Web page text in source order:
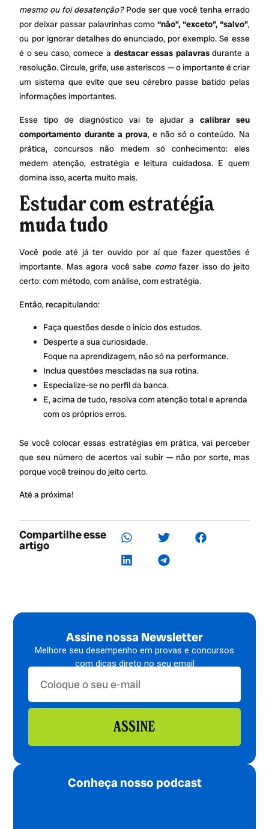
mesmo ou foi desatenção?Pode ser que você tenha errado
por deixar passar palavrinhas como“não”, “exceto”, “salvo”,
ou por ignorar detalhes do enunciado, por exemplo. Se esse
é o seu caso, comece a destacar essas palavrasdurante a
resolução. Circule, grife, use asteriscos — o importante é criar
um sistema que evite que seu cérebro passe batido pelas
informações importantes.
Esse tipo de diagnóstico vai te ajudar a calibrar seu
comportamento durante a prova, e não só o conteúdo. Na
prática, concursos não medem só conhecimento: eles
medem atenção, estratégia e leitura cuidadosa. E quem
domina isso, acerta muito mais.
Estudar com estratégia
muda tudo
Você pode até já ter ouvido por aí que fazer questões é
importante. Mas agora você sabe comofazer isso do jeito
certo: com método, com análise, com estratégia.
Então, recapitulando:
Faça questões desde o início dos estudos.
Desperte a sua curiosidade.
Foque na aprendizagem, não só na performance.
Inclua questões mescladas na sua rotina.
Especialize-se no perfil da banca.
E, acima de tudo, resolva com atenção total e aprenda
com os próprios erros.
Se você colocar essas estratégias em prática, vai perceber
que seu número de acertos vai subir — não por sorte, mas
porque você treinou do jeito certo.
Até a próxima!
Compartilhe esse
artigo
Assine nossa Newsletter
Melhore seu desempenho em provas e concursos
com dicas direto no seu email
ASSINE
Conheça nosso podcast